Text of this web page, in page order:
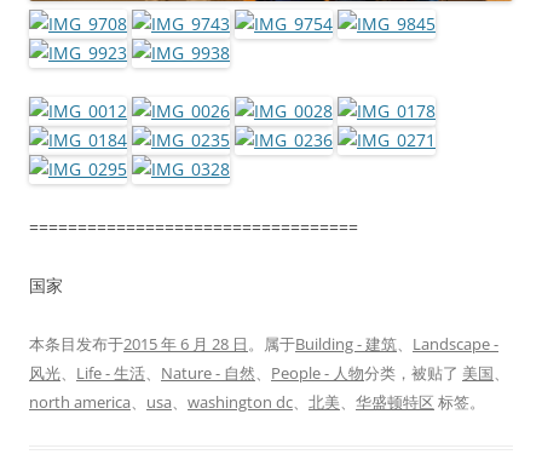
==================================
国家
本条目发布于2015 年 6 月 28 日。属于Building - 建筑、 Landscape -
风光、 Life - 生活、 Nature - 自然、 People - 人物分类，被贴了 美国、
north america、 usa、 washington dc、 北美、 华盛顿特区 标签。